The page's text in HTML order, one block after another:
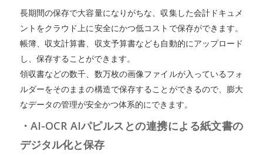
長期間の保存で大容量になりがちな、収集した会計ドキュメ
ントをクラウド上に安全にかつ低コストで保存ができます。
帳簿、収支計算書、収支予算書なども自動的にアップロード
し、保存することができます。
領収書などの数千、数万枚の画像ファイルが入っているフォ
ルダーをそのままの構造で保存することができるので、膨大
なデータの管理が安全かつ体系的にできます。
・AI-OCR AIパピルスとの連携による紙文書の
デジタル化と保存